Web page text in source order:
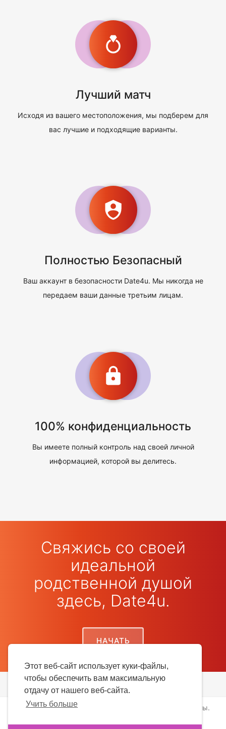
Этот веб-сайт использует куки-файлы,
чтобы обеспечить вам максимальную
отдачу от нашего веб-сайта.
Учить больше
Лучший матч
Исходя из вашего местоположения, мы подберем для
вас лучшие и подходящие варианты.
Полностью Безопасный
Ваш аккаунт в безопасности Date4u. Мы никогда не
передаем ваши данные третьим лицам.
100% конфиденциальность
Вы имеете полный контроль над своей личной
информацией, которой вы делитесь.
Свяжись со своей
идеальной
родственной душой
здесь, Date4u.
НАЧАТЬ
авторское право © 2026 Date4u. Все права защищены.
Блог-Истории успеха-Насчет нас-термины-